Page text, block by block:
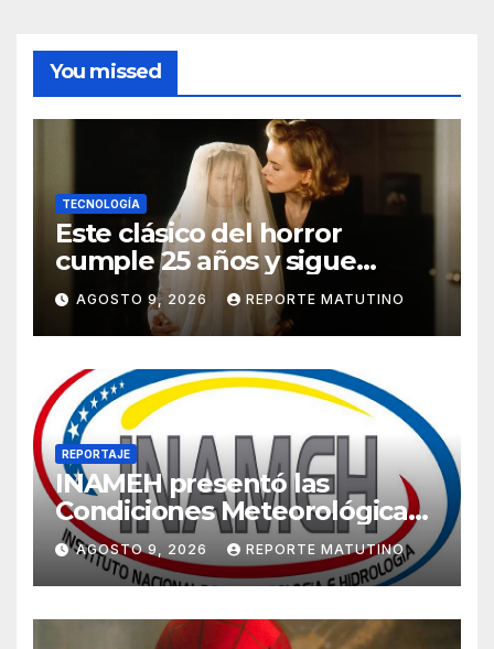
You missed
TECNOLOGÍA
Este clásico del horror
cumple 25 años y sigue
siendo estupendo (y lo
puedes ver en Netflix)
AGOSTO 9, 2026 REPORTE MATUTINO
REPORTAJE
INAMEH presentó las
Condiciones Meteorológicas
para las próximas 24 horas,
de este domingo 9 de agosto
2026
AGOSTO 9, 2026 REPORTE MATUTINO